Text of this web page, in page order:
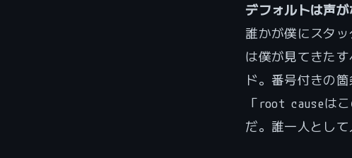
デフォルトは声が
誰かが僕にスタ
は僕が見てきた
ド。番号付きの
「root causeは
だ。誰一人として